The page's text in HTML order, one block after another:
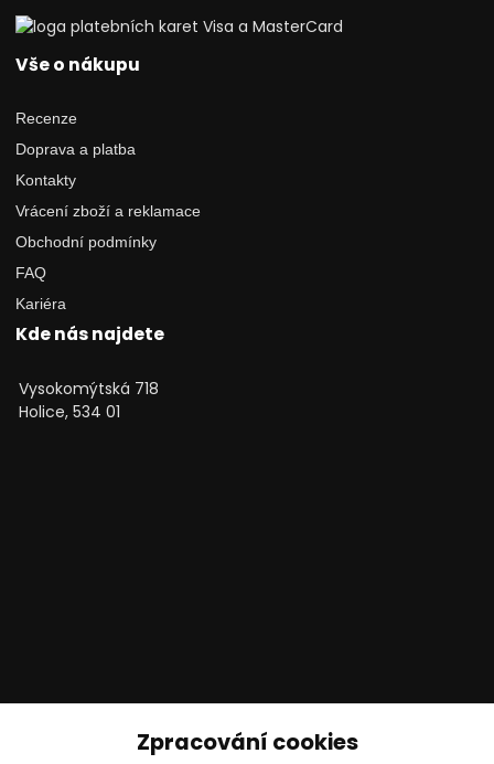
Vše o nákupu
Recenze
Doprava a platba
Kontakty
Vrácení zboží a reklamace
Obchodní podmínky
FAQ
Kariéra
Kde nás najdete
Vysokomýtská 718
Holice, 534 01
Zpracování cookies